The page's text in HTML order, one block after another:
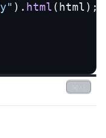
). html (html);